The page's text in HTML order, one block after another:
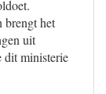
brengt het
uit
dit ministerie